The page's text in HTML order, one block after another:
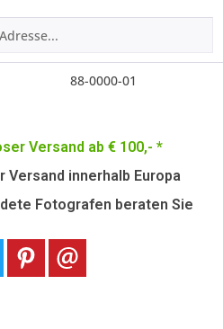
88-0000-01
Versand ab € 100,- *
Versand innerhalb Europa
Fotografen beraten Sie